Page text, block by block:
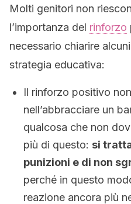
Molti genitori non
l’importanza del rinforzo
necessario chiarire
strategia educativa:
Il rinforzo positivo
nell’abbracciare un
qualcosa che non
più di questo: si
punizioni e di non
perché in questo
reazione ancora più